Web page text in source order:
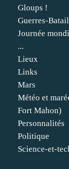
Gloups !
Guerres-
Journée
...
Lieux
Links
Mars
Météo et
Fort Mahon)
Personnalités
Politique
Science-et-